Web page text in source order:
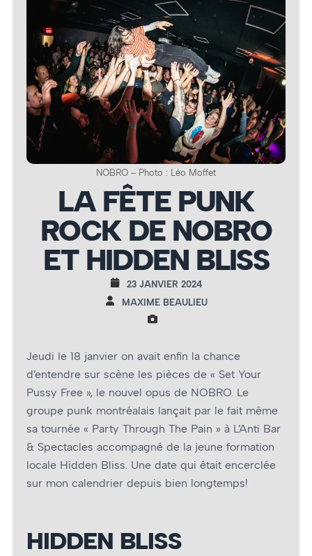
NOBRO – Photo : Léo Moffet
LA FÊTE PUNK
ROCK DE NOBRO
ET HIDDEN BLISS
23 JANVIER 2024
MAXIME BEAULIEU
Jeudi le 18 janvier on avait enfin la chance
d’entendre sur scène les pièces de « Set Your
Pussy Free », le nouvel opus de NOBRO. Le
groupe punk montréalais lançait par le fait même
sa tournée « Party Through The Pain » à L’Anti Bar
& Spectacles accompagné de la jeune formation
locale Hidden Bliss. Une date qui était encerclée
sur mon calendrier depuis bien longtemps!
HIDDEN BLISS